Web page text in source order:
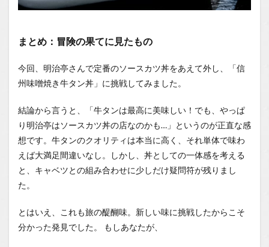
まとめ：冒険の果てに見たもの
今回、明治亭さんで定番のソースカツ丼をあえて外し、「信
州味噌焼き牛タン丼」に挑戦してみました。
結論から言うと、「牛タンは最高に美味しい！でも、やっぱ
り明治亭はソースカツ丼の店なのかも…」というのが正直な感
想です。牛タンのクオリティは本当に高く、それ単体で味わ
えば大満足間違いなし。しかし、丼としての一体感を考える
と、キャベツとの組み合わせに少しだけ疑問符が残りまし
た。
とはいえ、これも旅の醍醐味。新しい味に挑戦したからこそ
分かった発見でした。 もしあなたが、